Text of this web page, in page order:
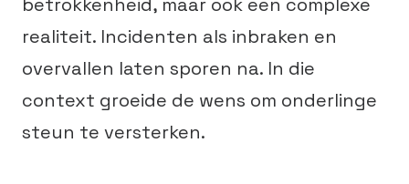
realiteit. Incidenten als inbraken en
overvallen laten sporen na. In die
context groeide de wens om onderlinge
steun te versterken.